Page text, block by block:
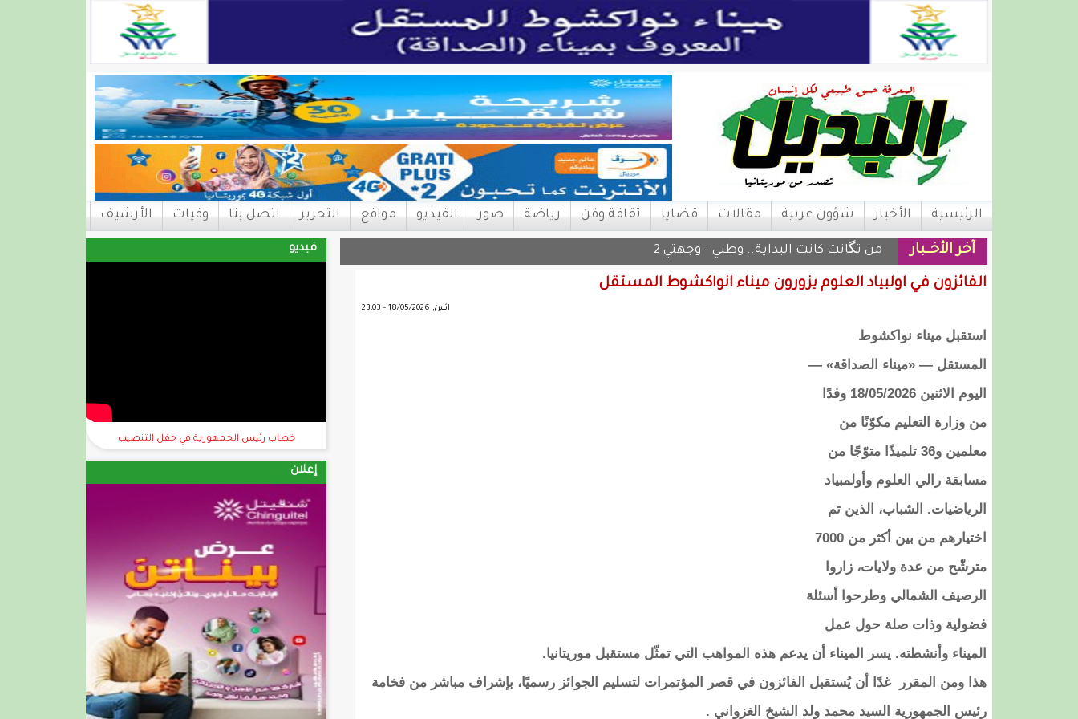
الرئيسية الأخبار شؤون عربية مقالات قضايا ثقافة وفن رياضة صور الفيديو مواقع التحرير اتصل بنا وفيات الأرشيف
فيديو
خطاب رئيس الجمهورية في حفل التنصيب
إعلان
آخر الأخــبار من تگانت كانت البداية.. وطني – وجهتي 2
الفائزون في اولبياد العلوم يزورون ميناء انواكشوط المستقل
اثنين, 18/05/2026 - 23:03
استقبل ميناء نواكشوط
المستقل — «ميناء الصداقة» —
اليوم الاثنين 18/05/2026 وفدًا
من وزارة التعليم مكوّنًا من
معلمين و36 تلميذًا متوّجًا من
مسابقة رالي العلوم وأولمبياد
الرياضيات. الشباب، الذين تم
اختيارهم من بين أكثر من 7000
مترشّح من عدة ولايات، زاروا
الرصيف الشمالي وطرحوا أسئلة
فضولية وذات صلة حول عمل
الميناء وأنشطته. يسر الميناء أن يدعم هذه المواهب التي تمثّل مستقبل موريتانيا.
هذا ومن المقرر غدًا أن يُستقبل الفائزون في قصر المؤتمرات لتسليم الجوائز رسميًا، بإشراف مباشر من فخامة
رئيس الجمهورية السيد محمد ولد الشيخ الغزواني .